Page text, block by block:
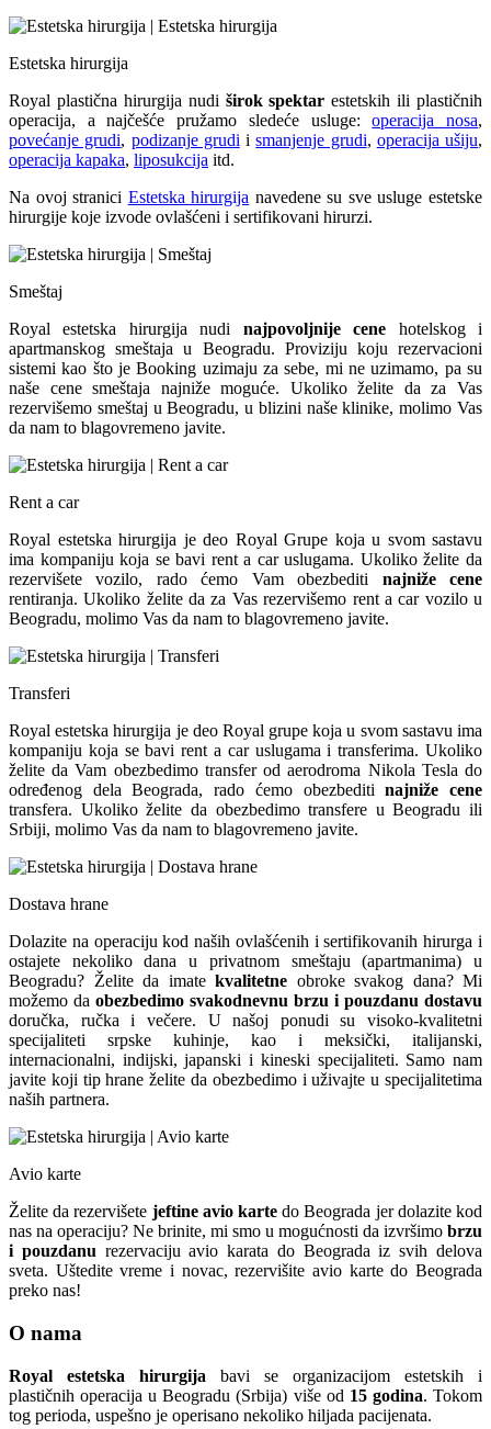
Estetska hirurgija
Royal plastična hirurgija nudi širok spektar estetskih ili plastičnih
operacija, a najčešće pružamo sledeće usluge:operacija nosa,
povećanje grudi, podizanje grudi ismanjenje grudi, operacija ušiju,
operacija kapaka, liposukcija itd.
Na ovoj stranici Estetska hirurgija navedene su sve usluge estetske
hirurgije koje izvode ovlašćeni i sertifikovani hirurzi.
Smeštaj
Royal estetska hirurgija nudi najpovoljnije cene hotelskog i
apartmanskog smeštaja u Beogradu. Proviziju koju rezervacioni
sistemi kao što je Booking uzimaju za sebe, mi ne uzimamo, pa su
naše cene smeštaja najniže moguće. Ukoliko želite da za Vas
rezervišemo smeštaj u Beogradu, u blizini naše klinike, molimo Vas
da nam to blagovremeno javite.
Rent a car
Royal estetska hirurgija je deo Royal Grupe koja u svom sastavu
ima kompaniju koja se bavi rent a car uslugama. Ukoliko želite da
rezervišete vozilo, rado ćemo Vam obezbediti najniže cene
rentiranja. Ukoliko želite da za Vas rezervišemo rent a car vozilo u
Beogradu, molimo Vas da nam to blagovremeno javite.
Transferi
Royal estetska hirurgija je deo Royal grupe koja u svom sastavu ima
kompaniju koja se bavi rent a car uslugama i transferima. Ukoliko
želite da Vam obezbedimo transfer od aerodroma Nikola Tesla do
određenog dela Beograda, rado ćemo obezbeditinajniže cene
transfera. Ukoliko želite da obezbedimo transfere u Beogradu ili
Srbiji, molimo Vas da nam to blagovremeno javite.
Dostava hrane
Dolazite na operaciju kod naših ovlašćenih i sertifikovanih hirurga i
ostajete nekoliko dana u privatnom smeštaju (apartmanima) u
Beogradu? Želite da imate kvalitetne obroke svakog dana? Mi
možemo da obezbedimo svakodnevnu brzu i pouzdanu dostavu
doručka, ručka i večere. U našoj ponudi su visoko-kvalitetni
specijaliteti srpske kuhinje, kao i meksički, italijanski,
internacionalni, indijski, japanski i kineski specijaliteti. Samo nam
javite koji tip hrane želite da obezbedimo i uživajte u specijalitetima
naših partnera.
Avio karte
Želite da rezervišete jeftine avio kartedo Beograda jer dolazite kod
nas na operaciju? Ne brinite, mi smo u mogućnosti da izvršimo brzu
i pouzdanu rezervaciju avio karata do Beograda iz svih delova
sveta. Uštedite vreme i novac, rezervišite avio karte do Beograda
preko nas!
O nama
Royal estetska hirurgija bavi se organizacijom estetskih i
plastičnih operacija u Beogradu (Srbija) više od 15 godina. Tokom
tog perioda, uspešno je operisano nekoliko hiljada pacijenata.